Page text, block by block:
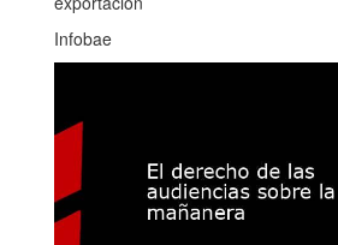
Infobae